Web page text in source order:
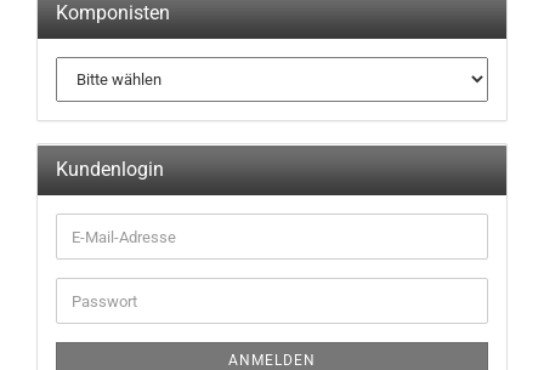
Komponisten
Kundenlogin
ANMELDEN